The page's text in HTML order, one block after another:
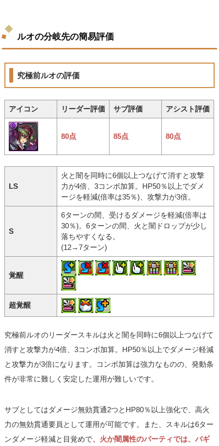
ルオの分岐先の簡易評価
究極前ルオの評価
アイコン リーダー評価 サブ評価 アシスト評価
80点 85点 80点
LS
火と闇を同時に6個以上つなげて消すと攻撃
力が4倍、3コンボ加算。HP50％以上でダメ
ージを軽減(倍率は35％)、攻撃力が3倍。
S
6ターンの間、受けるダメージを軽減(倍率は
30％)。6ターンの間、火と闇ドロップが少し
落ちやすくなる。
(12→7ターン)
覚醒
超覚醒
究極前ルオのリーダースキルは火と闇を同時に6個以上つなげて
消すと攻撃力が4倍、3コンボ加算。HP50％以上でダメージ軽減
と攻撃力が3倍になります。コンボ加算は強力なものの、発動条
件が非常に難しく安定した運用が難しいです。
サブとしてはダメージ無効貫通2つとHP80％以上強化で、高火
力の無効貫通要員として運用が可能です。また、スキルは6ター
ンダメージ軽減と目覚めで、火か闇属性のパーティでは、バギ